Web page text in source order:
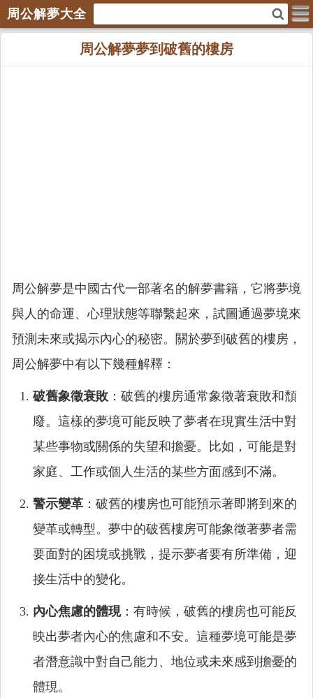
周公解夢大全
周公解夢夢到破舊的樓房
周公解夢是中國古代一部著名的解夢書籍，它將夢境
與人的命運、心理狀態等聯繫起來，試圖通過夢境來
預測未來或揭示內心的秘密。關於夢到破舊的樓房，
周公解夢中有以下幾種解釋：
破舊象徵衰敗 ：破舊的樓房通常象徵著衰敗和頹
廢。這樣的夢境可能反映了夢者在現實生活中對
某些事物或關係的失望和擔憂。比如，可能是對
家庭、工作或個人生活的某些方面感到不滿。
警示變革 ：破舊的樓房也可能預示著即將到來的
變革或轉型。夢中的破舊樓房可能象徵著夢者需
要面對的困境或挑戰，提示夢者要有所準備，迎
接生活中的變化。
內心焦慮的體現：有時候，破舊的樓房也可能反
映出夢者內心的焦慮和不安。這種夢境可能是夢
者潛意識中對自己能力、地位或未來感到擔憂的
體現。